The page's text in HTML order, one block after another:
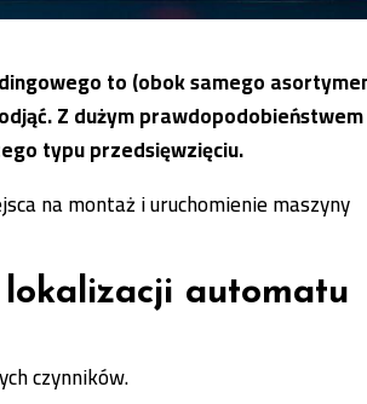
to (obok samego
Z dużym
typu przedsięwzięciu.
na montaż i uruchomienie maszyny
automatu
czynników.